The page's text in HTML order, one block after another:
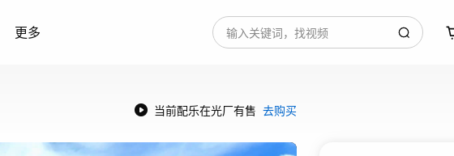
更多
当前配乐在光厂有售 去购买